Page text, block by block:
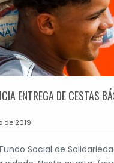
ENTREGA DE CESTAS
de 2019
Social de